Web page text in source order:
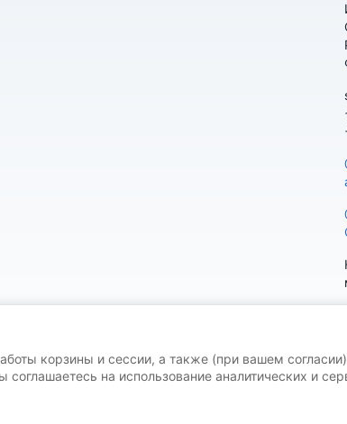
корзины и сессии, а также (при вашем
на использование аналитических и